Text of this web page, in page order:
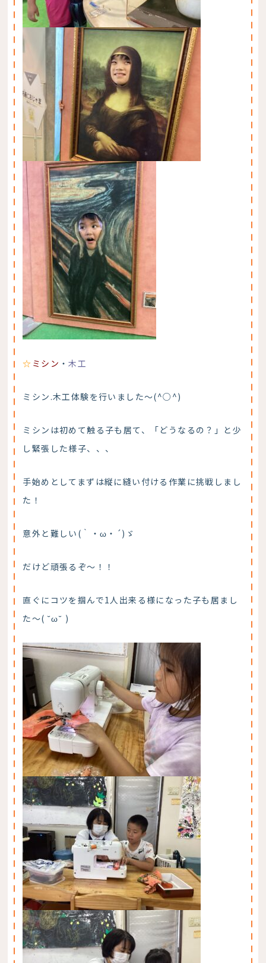
☆ ミシン ・木工
ミシン.木工体験を行いました～(^○^)
ミシンは初めて触る子も居て、「どうなるの？」と少
し緊張した様子、、、
手始めとしてまずは縦に縫い付ける作業に挑戦しまし
た！
意外と難しい(｀・ω・´)ゞ
だけど頑張るぞ～！！
直ぐにコツを掴んで1人出来る様になった子も居まし
た～( ˘ω˘ )